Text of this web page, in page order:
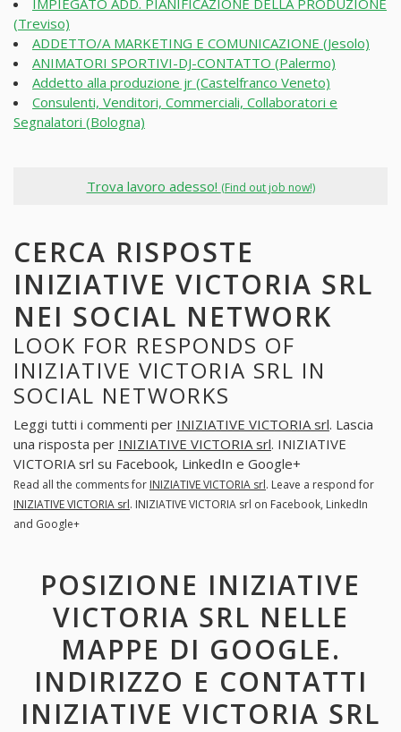
IMPIEGATO ADD. PIANIFICAZIONE DELLA PRODUZIONE
(Treviso)
ADDETTO/A MARKETING E COMUNICAZIONE (Jesolo)
ANIMATORI SPORTIVI-DJ-CONTATTO (Palermo)
Addetto alla produzione jr (Castelfranco Veneto)
Consulenti, Venditori, Commerciali, Collaboratori e
Segnalatori (Bologna)
Trova lavoro adesso! (Find out job now!)
CERCA RISPOSTE
INIZIATIVE VICTORIA SRL
NEI SOCIAL NETWORK
LOOK FOR RESPONDS OF
INIZIATIVE VICTORIA SRL IN
SOCIAL NETWORKS
Leggi tutti i commenti per INIZIATIVE VICTORIA srl. Lascia
una risposta per INIZIATIVE VICTORIA srl. INIZIATIVE
VICTORIA srl su Facebook, LinkedIn e Google+
Read all the comments for INIZIATIVE VICTORIA srl. Leave a respond for
INIZIATIVE VICTORIA srl. INIZIATIVE VICTORIA srl on Facebook, LinkedIn
and Google+
POSIZIONE INIZIATIVE
VICTORIA SRL NELLE
MAPPE DI GOOGLE.
INDIRIZZO E CONTATTI
INIZIATIVE VICTORIA SRL